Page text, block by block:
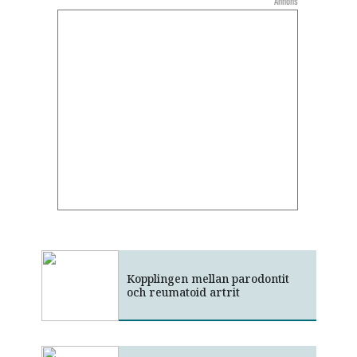
Kopplingen mellan parodontit
och reumatoid artrit